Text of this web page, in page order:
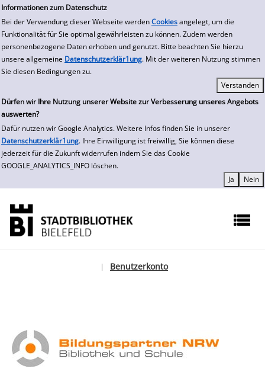
Informationen zum Datenschutz
Bei der Verwendung dieser Webseite werden Cookies angelegt, um die
Funktionalität für Sie optimal gewährleisten zu können. Zudem werden
personenbezogene Daten erhoben und genutzt. Bitte beachten Sie hierzu
unsere allgemeine Datenschutzerklär1ung. Mit der weiteren Nutzung stimmen
Sie diesen Bedingungen zu.
Dürfen wir Ihre Nutzung unserer Website zur Verbesserung unseres Angebots
auswerten?
Dafür nutzen wir Google Analytics. Weitere Infos finden Sie in unserer
Datenschutzerklär1ung. Ihre Einwilligung ist freiwillig, Sie können diese
jederzeit für die Zukunft widerrufen indem Sie das Cookie
GOOGLE_ANALYTICS_INFO löschen.
zur Navigation springen
zum Inhalt springen
Benutzerkonto